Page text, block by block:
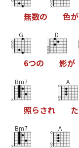
無数の 色が
G
6つの
D
影が
Bm7
照らされ
A
た
Bm7 A